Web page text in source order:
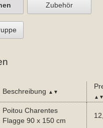
Zubehör
Beschreibung ▲▼
▲▼
Poitou Charentes
Flagge 90 x 150 cm